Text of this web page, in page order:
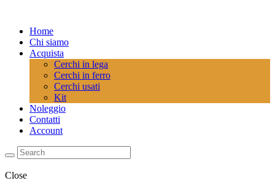
Home
Chi siamo
Acquista
Cerchi in lega
Cerchi in ferro
Cerchi usati
Kit
Noleggio
Contatti
Account
Close